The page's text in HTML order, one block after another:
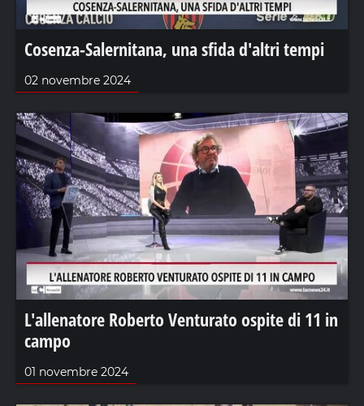
Cosenza-Salernitana, una sfida d'altri tempi
02 novembre 2024
L'allenatore Roberto Venturato ospite di 11 in
campo
01 novembre 2024